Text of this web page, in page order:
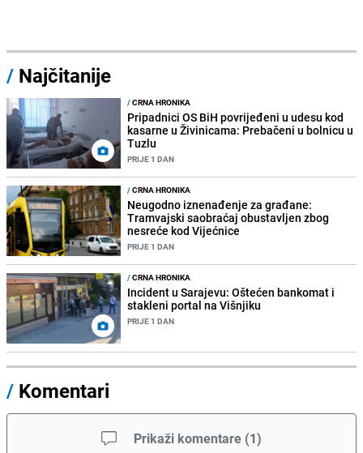
/ Najčitanije
/CRNA HRONIKA
Pripadnici OS BiH povrijeđeni u udesu kod
kasarne u Živinicama: Prebačeni u bolnicu u
Tuzlu
PRIJE 1 DAN
/CRNA HRONIKA
Neugodno iznenađenje za građane:
Tramvajski saobraćaj obustavljen zbog
nesreće kod Vijećnice
PRIJE 1 DAN
/CRNA HRONIKA
Incident u Sarajevu: Oštećen bankomat i
stakleni portal na Višnjiku
PRIJE 1 DAN
/ Komentari
Prikaži komentare (1)